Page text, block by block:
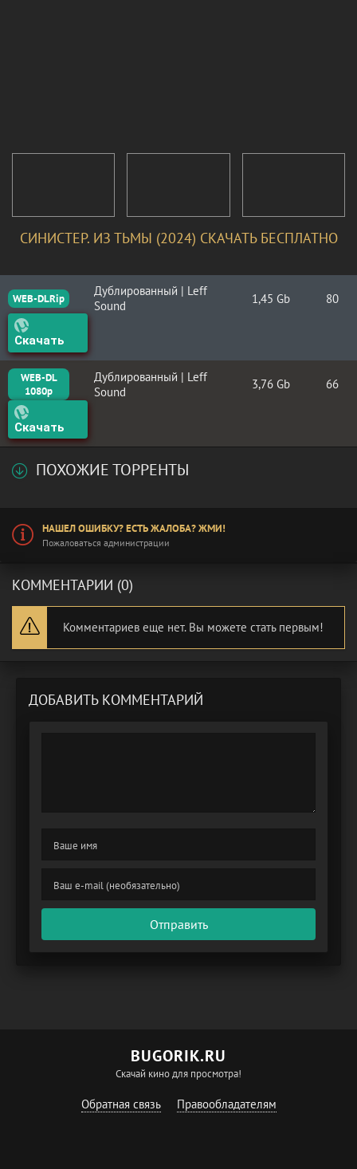
СИНИСТЕР. ИЗ ТЬМЫ (2024) СКАЧАТЬ БЕСПЛАТНО
WEB-DLRip
Дублированный | Leff
Sound
1,45 Gb 80
Скачать
WEB-DL
1080p
Дублированный | Leff
Sound
3,76 Gb 66
Скачать
ПОХОЖИЕ ТОРРЕНТЫ
НАШЕЛ ОШИБКУ? ЕСТЬ ЖАЛОБА? ЖМИ!
Пожаловаться администрации
КОММЕНТАРИИ (0)
Комментариев еще нет. Вы можете стать первым!
ДОБАВИТЬ КОММЕНТАРИЙ
Отправить
BUGORIK.RU
Скачай кино для просмотра!
Обратная связь Правообладателям